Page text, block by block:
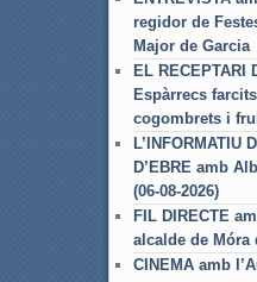
regidor de
Major de Garcia
EL RECEPTARI
Espàrrecs
cogombrets i
L’INFORMATIU
D’EBRE amb
(06-08-2026)
FIL DIRECTE
alcalde de Móra
CINEMA amb